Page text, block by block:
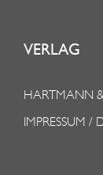
VERLAG
HARTMANN
IMPRESSUM /